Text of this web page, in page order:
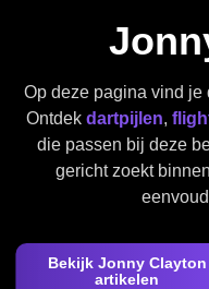
Op deze pagina vind je
Ontdek dartpijlen,
die passen bij deze
gericht zoekt
Bekijk Jonny Clayton
artikelen